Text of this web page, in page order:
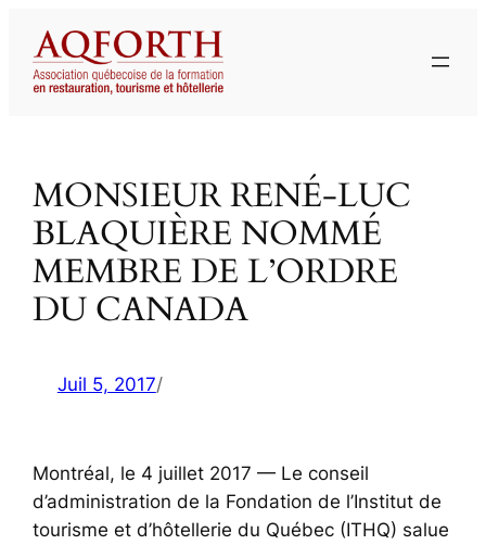
contenu
MONSIEUR RENÉ-LUC
BLAQUIÈRE NOMMÉ
MEMBRE DE L’ORDRE
DU CANADA
Juil 5, 2017/
Montréal, le 4 juillet 2017 — Le conseil
d’administration de la Fondation de l’Institut de
tourisme et d’hôtellerie du Québec (ITHQ) salue